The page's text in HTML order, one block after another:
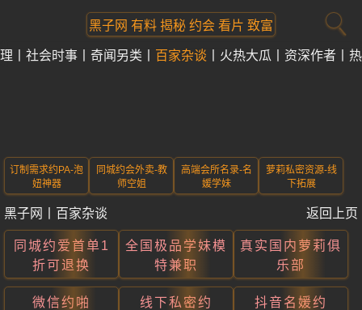
黑子网 有料 揭秘 约会 看片 致富
社会时事 奇闻另类 百家杂谈 火热大瓜 资深作者
订制需求约PA-泡
妞神器
同城约会外卖-教
师空姐
高端会所名录-名
媛学妹
萝莉私密资源-线
下拓展
黑子网 百家杂谈 返回上页
同城约爱首单1
折可退换
全国极品学妹模
特兼职
真实国内萝莉俱
乐部
微信约啪 线下私密约 抖音名媛约